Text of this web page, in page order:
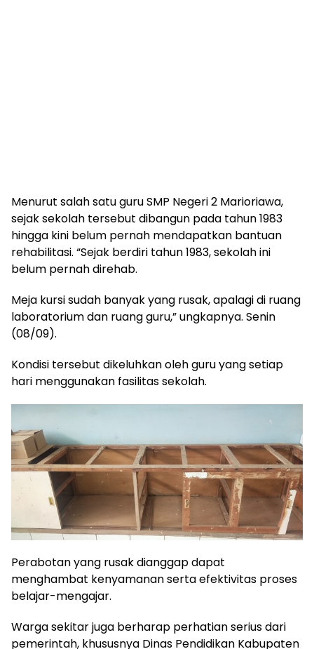
Menurut salah satu guru SMP Negeri 2 Marioriawa,
sejak sekolah tersebut dibangun pada tahun 1983
hingga kini belum pernah mendapatkan bantuan
rehabilitasi. “Sejak berdiri tahun 1983, sekolah ini
belum pernah direhab.
Meja kursi sudah banyak yang rusak, apalagi di ruang
laboratorium dan ruang guru,” ungkapnya. Senin
(08/09).
Kondisi tersebut dikeluhkan oleh guru yang setiap
hari menggunakan fasilitas sekolah.
Perabotan yang rusak dianggap dapat
menghambat kenyamanan serta efektivitas proses
belajar-mengajar.
Warga sekitar juga berharap perhatian serius dari
pemerintah, khususnya Dinas Pendidikan Kabupaten